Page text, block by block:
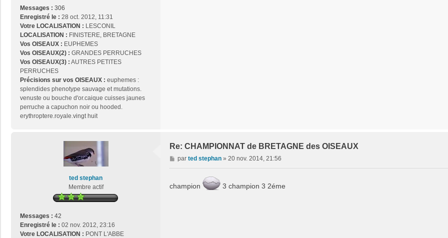
n
1
4
Messages : 306
Enregistré le : 28 oct. 2012, 11:31
Votre LOCALISATION : LESCONIL
LOCALISATION : FINISTERE, BRETAGNE
Vos OISEAUX : EUPHEMES
Vos OISEAUX(2) : GRANDES PERRUCHES
Vos OISEAUX(3) : AUTRES PETITES
PERRUCHES
Précisions sur vos OISEAUX : euphemes :
splendides phenotype sauvage et mutations.
venuste ou bouche d'or.caique cuisses jaunes
perruche a capuchon noir ou hooded.
erythroptere.royale.vingt huit
ted stephan
Membre actif
Messages : 42
Enregistré le : 02 nov. 2012, 23:16
Votre LOCALISATION : PONT L'ABBE
Re: CHAMPIONNAT de BRETAGNE des OISEAUX
M
e
s
par ted stephan» 20 nov. 2014, 21:56
champion 3 champion 3 2éme